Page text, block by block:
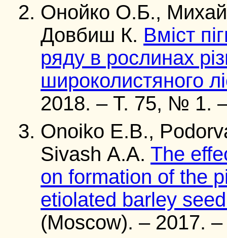
Онойко О.Б.,
Довбиш К. Вміст
ряду в рослинах
широколистяного
2018. – Т. 75, № 1.
Onoiko E.B.,
Sivash A.A. The
on formation of the
etiolated barley
(Moscow). – 2017.